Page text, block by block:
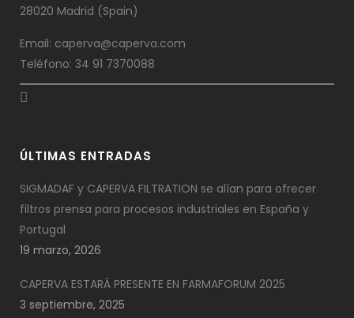
28020 Madrid (Spain)
Email: caperva@caperva.com
Teléfono: 34 91 7370088
ÚLTIMAS ENTRADAS
SIGMADAF y CAPERVA FILTRATION se alían para ofrecer
filtros prensa para procesos industriales en España y
Portugal
19 marzo, 2026
CAPERVA ESTARÁ PRESENTE EN FARMAFORUM 2025
3 septiembre, 2025